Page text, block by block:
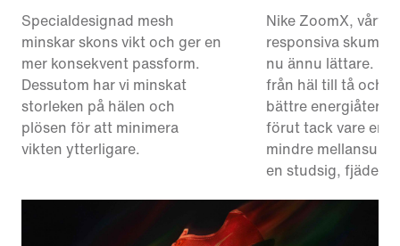
Specialdesignad mesh
minskar skons vikt och ger en
mer konsekvent passform.
Dessutom har vi minskat
storleken på hälen och
plösen för att minimera
vikten ytterligare.
Nike ZoomX, vårt
responsiva
nu ännu lättare.
från häl till tå och
bättre
förut tack vare en
mindre mellansula
en studsig,